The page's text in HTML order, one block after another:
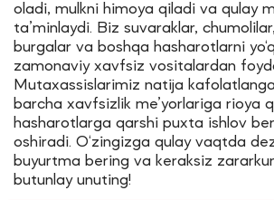
oladi, mulkni himoya qiladi va qulay
ta’minlaydi. Biz suvaraklar,
burgalar va boshqa hasharotlarni
zamonaviy xavfsiz vositalardan
Mutaxassislarimiz natija
barcha xavfsizlik me’yorlariga rioya
hasharotlarga qarshi puxta ishlov
oshiradi. O‘zingizga qulay vaqtda
buyurtma bering va keraksiz
butunlay unuting!